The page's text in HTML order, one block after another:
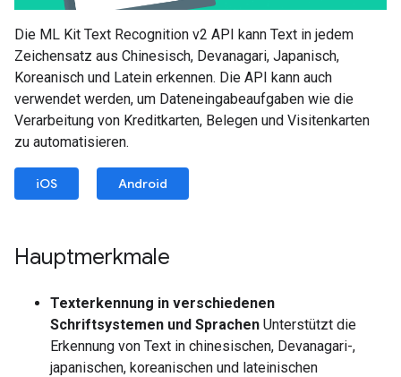
Die ML Kit Text Recognition v2 API kann Text in jedem
Zeichensatz aus Chinesisch, Devanagari, Japanisch,
Koreanisch und Latein erkennen. Die API kann auch
verwendet werden, um Dateneingabeaufgaben wie die
Verarbeitung von Kreditkarten, Belegen und Visitenkarten
zu automatisieren.
iOS Android
Hauptmerkmale
Texterkennung in verschiedenen
Schriftsystemen und Sprachen Unterstützt die
Erkennung von Text in chinesischen, Devanagari-,
japanischen, koreanischen und lateinischen